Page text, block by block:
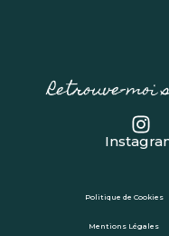
Retrouve-moi
Politique de Cookies
Mentions Légales